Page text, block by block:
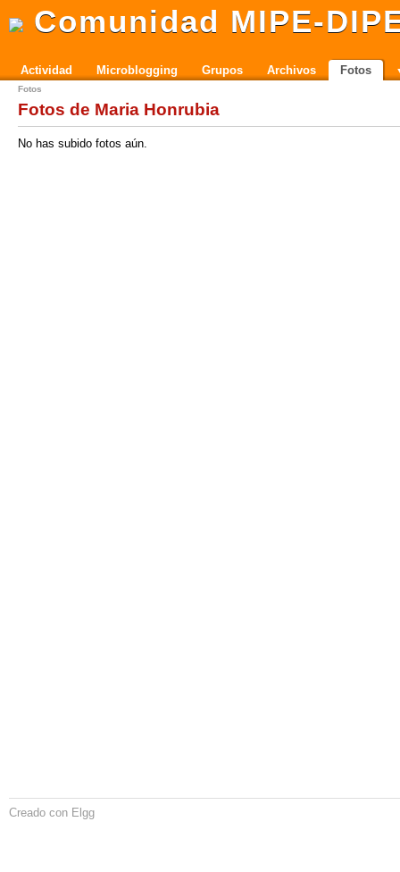
Comunidad MIPE-
Actividad Microblogging Grupos Archivos Fotos
Fotos
Fotos de Maria Honrubia
No has subido fotos aún.
Creado con Elgg